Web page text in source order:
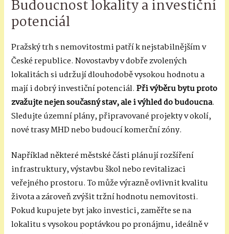
Budoucnost lokality a investiční
potenciál
Pražský trh s nemovitostmi patří k nejstabilnějším v
České republice. Novostavby v dobře zvolených
lokalitách si udržují dlouhodobě vysokou hodnotu a
mají i dobrý investiční potenciál.Při výběru bytu proto
zvažujte nejen současný stav, ale i výhled do budoucna.
Sledujte územní plány, připravované projekty v okolí,
nové trasy MHD nebo budoucí komerční zóny.
Například některé městské části plánují rozšíření
infrastruktury, výstavbu škol nebo revitalizaci
veřejného prostoru. To může výrazně ovlivnit kvalitu
života a zároveň zvýšit tržní hodnotu nemovitosti.
Pokud kupujete byt jako investici, zaměřte se na
lokalitu s vysokou poptávkou po pronájmu, ideálně v